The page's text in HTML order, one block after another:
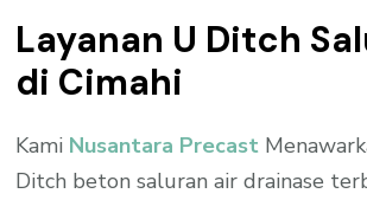
Layanan U Ditch
di Cimahi
Kami Nusantara Precast
Ditch beton saluran air drainase